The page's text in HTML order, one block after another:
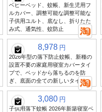
ベビーベッド、蚊帳、新生児用フ
ルカバー、調整可能な調整可能な
子供用ユルト、底なし、折りたた
み式、通気性、蚊防止
8,978 円
2026年型の落下防止蚊帳、新種の
設置不要の家庭用寝室カバータイ
プで、ベッドから落ちるのを防
ぎ、底面の全ての新しいタイプ
3,080 円
子供用落下蚊帳 2026年新築寝室ベ